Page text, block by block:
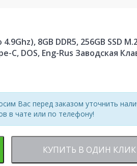
8GB DDR5, 256GB SSD
C, DOS, Eng-Rus Заводская
Вас перед заказом уточнить
в чате или по телефону!
КУПИТЬ В ОДИН КЛИК